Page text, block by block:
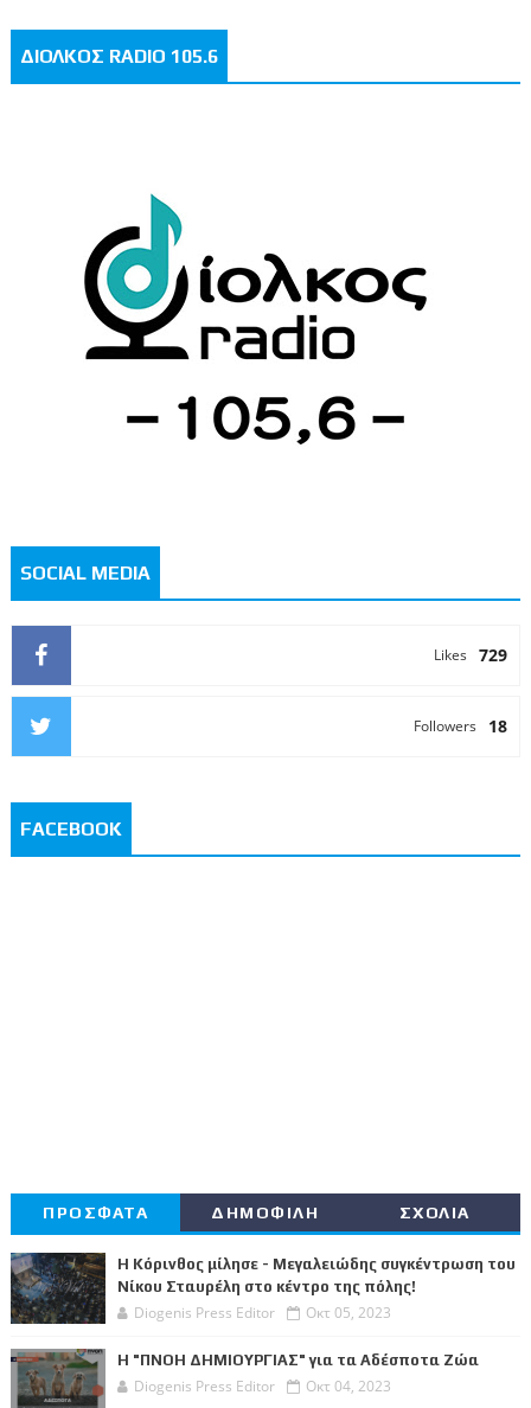
ΔΙΟΛΚΟΣ RADIO 105.6
SOCIAL MEDIA
729
Likes
18
Followers
FACEBOOK
ΠΡΟΣΦΑΤΑ ΔΗΜΟΦΙΛΗ ΣΧΟΛΙΑ
Η Κόρινθος μίλησε - Μεγαλειώδης συγκέντρωση του
Νίκου Σταυρέλη στο κέντρο της πόλης!
Diogenis Press Editor Οκτ 05, 2023
Η "ΠΝΟΗ ΔΗΜΙΟΥΡΓΙΑΣ" για τα Αδέσποτα Ζώα
Diogenis Press Editor Οκτ 04, 2023